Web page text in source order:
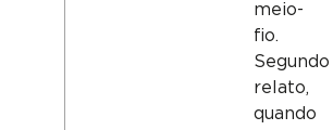
meio-
fio.
Segundo
relato,
quando